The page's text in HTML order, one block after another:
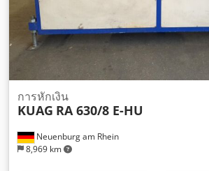
Neuenburg am Rhein
8,969 km
การหักเงิน
KUAG RA 630/8 E-HU